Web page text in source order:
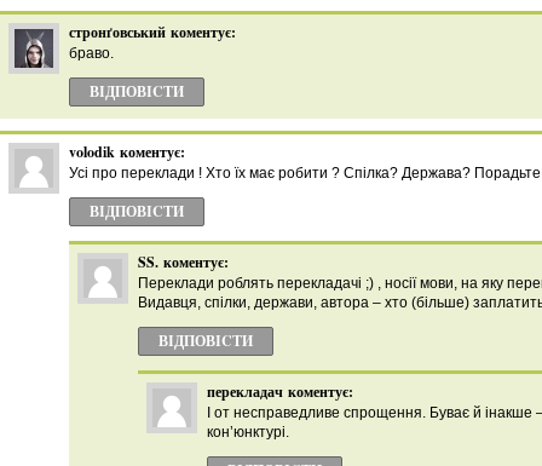
стронґовський коментує:
браво.
ВІДПОВІCТИ
volodik коментує:
Усі про переклади ! Хто їх має робити ? Спілка? Держава?
ВІДПОВІCТИ
SS. коментує:
Переклади роблять перекладачі ;) , носії мови, на яку
Видавця, спілки, держави, автора – хто (більше)
ВІДПОВІCТИ
перекладач коментує:
І от несправедливе спрощення. Буває й інакше
кон’юнктурі.